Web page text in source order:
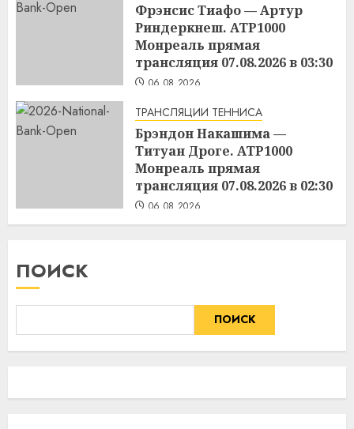
Фрэнсис Тиафо — Артур
Риндеркнеш. ATP1000
Монреаль прямая
трансляция 07.08.2026 в 03:30
06.08.2026
ТРАНСЛЯЦИИ ТЕННИСА
Брэндон Накашима —
Титуан Дроге. ATP1000
Монреаль прямая
трансляция 07.08.2026 в 02:30
06.08.2026
ПОИСК
ПОИСК